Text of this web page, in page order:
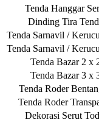
Tenda Hanggar
Dinding Tira
Tenda Sarnavil /
Tenda Sarnavil /
Tenda Bazar 2 x
Tenda Bazar 3 x
Tenda Roder
Tenda Roder
Dekorasi Serut